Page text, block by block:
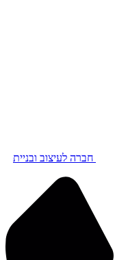
חברה לעיצוב ובניית